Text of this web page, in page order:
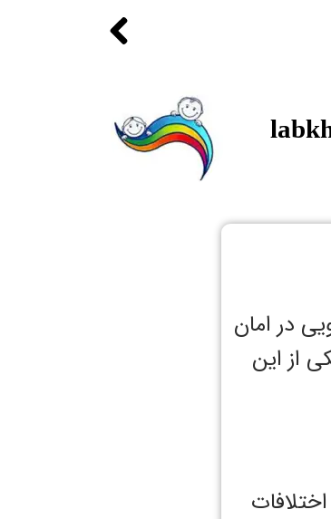
در امان
از ‌این